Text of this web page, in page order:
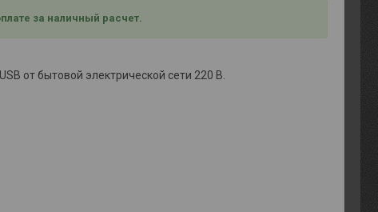
за наличный расчет.
от бытовой электрической сети 220 В.